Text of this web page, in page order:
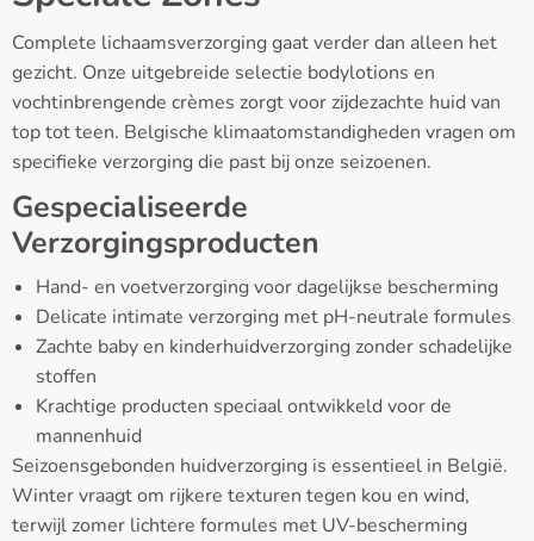
Complete lichaamsverzorging gaat verder dan alleen het
gezicht. Onze uitgebreide selectie bodylotions en
vochtinbrengende crèmes zorgt voor zijdezachte huid van
top tot teen. Belgische klimaatomstandigheden vragen om
specifieke verzorging die past bij onze seizoenen.
Gespecialiseerde
Verzorgingsproducten
Hand- en voetverzorging voor dagelijkse bescherming
Delicate intimate verzorging met pH-neutrale formules
Zachte baby en kinderhuidverzorging zonder schadelijke
stoffen
Krachtige producten speciaal ontwikkeld voor de
mannenhuid
Seizoensgebonden huidverzorging is essentieel in België.
Winter vraagt om rijkere texturen tegen kou en wind,
terwijl zomer lichtere formules met UV-bescherming